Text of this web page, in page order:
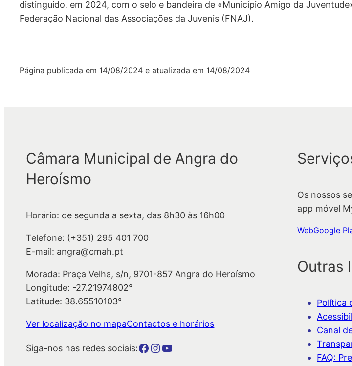
distinguido, em 2024, com o selo e bandeira de «Município Amigo da
Federação Nacional das Associações da Juvenis (FNAJ).
Página publicada em 14/08/2024 e atualizada em 14/08/2024
Câmara Municipal de Angra do
Heroísmo
Horário: de segunda a sexta, das 8h30 às 16h00
Telefone: (+351) 295 401 700
E-mail: angra@cmah.pt
Morada: Praça Velha, s/n, 9701-857 Angra do Heroísmo
Longitude: -27.21974802°
Latitude: 38.65510103°
Ver localização no mapaContactos e horários
Siga-nos nas redes sociais:Botão para a página da autarquia no Facebook Botão para a página da autarquia no InstagramBotão para a página da autarquia no Youtube
Os nossos
app móvel
WebGoogle
Outras
Política
Canal
FAQ: